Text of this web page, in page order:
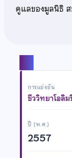
ดูแลของมูลนิธิ
การแข่งขัน
ชีววิทยาโอลิ
ปี (พ.ศ.)
2557